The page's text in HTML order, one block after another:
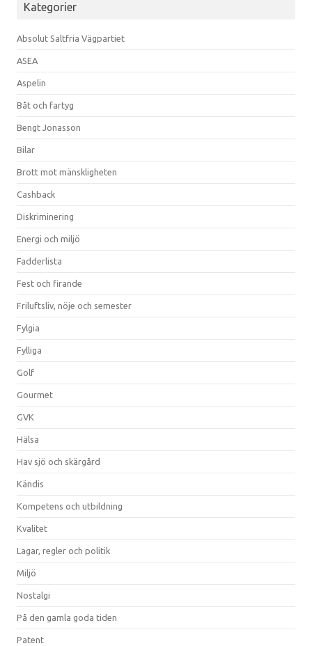
Kategorier
Absolut Saltfria Vägpartiet
ASEA
Aspelin
Båt och fartyg
Bengt Jonasson
Bilar
Brott mot mänskligheten
Cashback
Diskriminering
Energi och miljö
Fadderlista
Fest och firande
Friluftsliv, nöje och semester
Fylgia
Fylliga
Golf
Gourmet
GVK
Hälsa
Hav sjö och skärgård
Kändis
Kompetens och utbildning
Kvalitet
Lagar, regler och politik
Miljö
Nostalgi
På den gamla goda tiden
Patent